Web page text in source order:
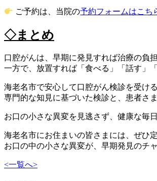
ご予約は、当院の予約フォームはこち
◇まとめ
口腔がんは、早期に発見すれば治療の負
一方で、放置すれば「食べる」「話す」
海老名市で安心して口腔がん検診を受ける
専門的な知見に基づいた検診と、患者さ
お口の小さな異変を見逃さず、健康な毎
海老名市にお住まいの皆さまには、ぜひ
お口の中の小さな異変が、早期発見のチ
<一覧へ>